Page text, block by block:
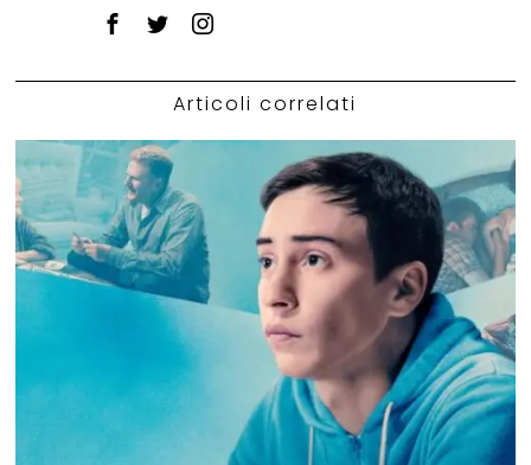
Articoli correlati